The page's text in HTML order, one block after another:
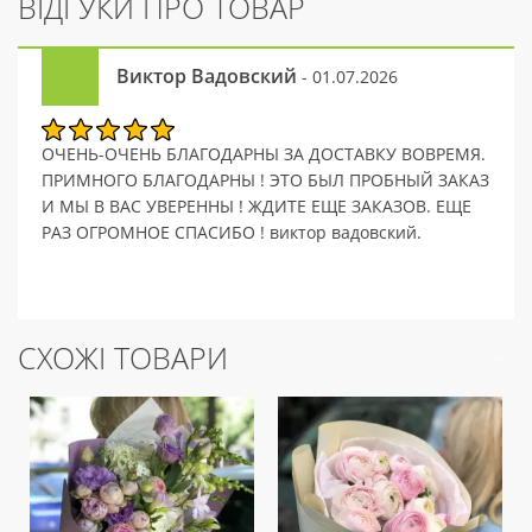
Виктор Вадовский - 01.07.2026
ОЧЕНЬ-ОЧЕНЬ БЛАГОДАРНЫ ЗА ДОСТАВКУ ВОВРЕМЯ.
ПРИМНОГО БЛАГОДАРНЫ ! ЭТО БЫЛ ПРОБНЫЙ ЗАКАЗ
И МЫ В ВАС УВЕРЕННЫ ! ЖДИТЕ ЕЩЕ ЗАКАЗОВ. ЕЩЕ
РАЗ ОГРОМНОЕ СПАСИБО ! виктор вадовский.
СХОЖІ ТОВАРИ